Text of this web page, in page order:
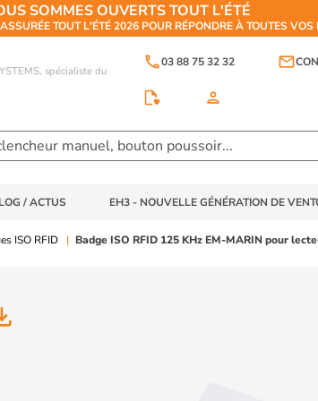
SOMMES OUVERTS TOUT L'ÉTÉ
TOUT L'ÉTÉ 2026 POUR RÉPONDRE À TOUTES
spécialiste du
phone03 88 75 32 32 email
person
/ ACTUS EH3 - NOUVELLE GÉNÉRATION DE
ISO RFID Badge ISO RFID 125 KHz EM-MARIN pour